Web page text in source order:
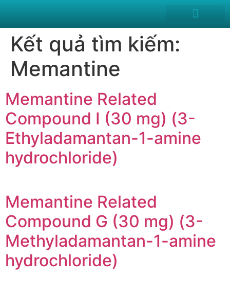
Kết quả tìm kiếm:
Memantine
Memantine Related
Compound I (30 mg) (3-
Ethyladamantan-1-amine
hydrochloride)
Memantine Related
Compound G (30 mg) (3-
Methyladamantan-1-amine
hydrochloride)